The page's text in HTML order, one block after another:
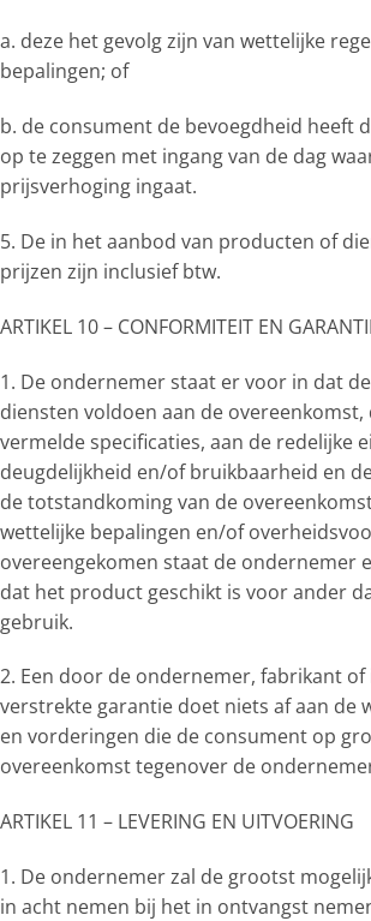
a. deze het gevolg zijn van wettelijke
bepalingen; of
b. de consument de bevoegdheid heeft
op te zeggen met ingang van de dag
prijsverhoging ingaat.
5. De in het aanbod van producten of
prijzen zijn inclusief btw.
ARTIKEL 10 – CONFORMITEIT EN
1. De ondernemer staat er voor in dat
diensten voldoen aan de
vermelde specificaties, aan de redelijke
deugdelijkheid en/of bruikbaarheid en
de totstandkoming van de
wettelijke bepalingen en/of
overeengekomen staat de ondernemer
dat het product geschikt is voor ander
gebruik.
2. Een door de ondernemer, fabrikant
verstrekte garantie doet niets af aan de
en vorderingen die de consument op
overeenkomst tegenover de
ARTIKEL 11 – LEVERING EN UITVOERING
1. De ondernemer zal de grootst
in acht nemen bij het in ontvangst